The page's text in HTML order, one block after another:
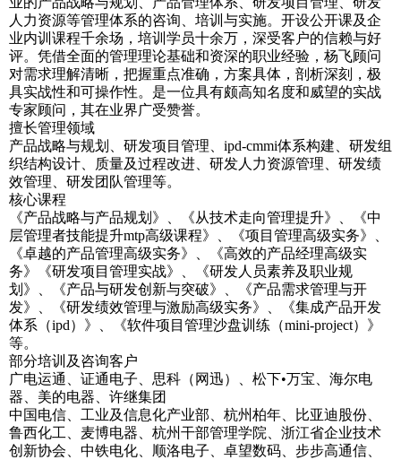
人力资源等管理体系的咨询、培训与实施。开设公开课及企
业内训课程千余场，培训学员十余万，深受客户的信赖与好
评。凭借全面的管理理论基础和资深的职业经验，杨飞顾问
对需求理解清晰，把握重点准确，方案具体，剖析深刻，极
具实战性和可操作性。是一位具有颇高知名度和威望的实战
专家顾问，其在业界广受赞誉。
擅长管理领域
产品战略与规划、研发项目管理、ipd-cmmi体系构建、研发组
织结构设计、质量及过程改进、研发人力资源管理、研发绩
效管理、研发团队管理等。
核心课程
《产品战略与产品规划》、《从技术走向管理提升》、《中
层管理者技能提升mtp高级课程》、《项目管理高级实务》、
《卓越的产品管理高级实务》、《高效的产品经理高级实
务》《研发项目管理实战》、《研发人员素养及职业规
划》、《产品与研发创新与突破》、《产品需求管理与开
发》、《研发绩效管理与激励高级实务》、《集成产品开发
体系（ipd）》、《软件项目管理沙盘训练（mini-project）》
等。
部分培训及咨询客户
广电运通、证通电子、思科（网迅）、松下•万宝、海尔电
器、美的电器、许继集团
中国电信、工业及信息化产业部、杭州柏年、比亚迪股份、
鲁西化工、麦博电器、杭州干部管理学院、浙江省企业技术
创新协会、中铁电化、顺洛电子、卓望数码、步步高通信、